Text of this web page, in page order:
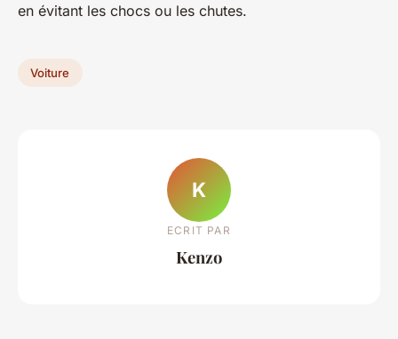
en évitant les chocs ou les chutes.
Voiture
K
ECRIT PAR
Kenzo